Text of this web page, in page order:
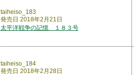
taiheiso_183
発売日 2018年2月21日
太平洋戦争の記憶 １８３号
taiheiso_184
発売日 2018年2月28日